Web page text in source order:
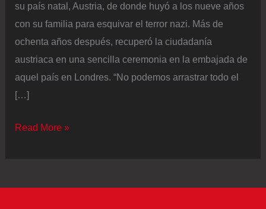
su país natal, Austria, de donde huyó a los nueve años
con su familia para esquivar el terror nazi. Más de
ochenta años después, recuperó la ciudadanía
austriaca en una sencilla ceremonia en la embajada de
aquel país en Londres. “No podemos arrastrar todo el
[…]
Fallece
Read More »